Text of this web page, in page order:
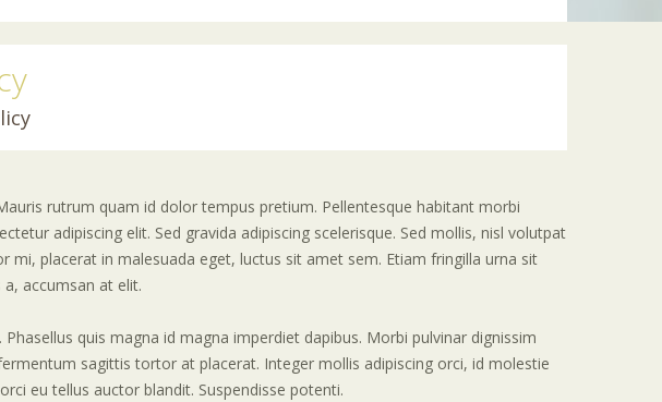
rutrum quam id dolor tempus pretium. Pellentesque habitant morbi
adipiscing elit. Sed gravida adipiscing scelerisque. Sed mollis, nisl volutpat
placerat in malesuada eget, luctus sit amet sem. Etiam fringilla urna sit
accumsan at elit.
quis magna id magna imperdiet dapibus. Morbi pulvinar dignissim
sagittis tortor at placerat. Integer mollis adipiscing orci, id molestie
eu tellus auctor blandit. Suspendisse potenti.